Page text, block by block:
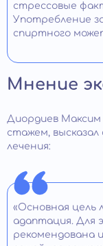
стрессовые
Употребление
спиртного
Мнение
Диордиев Максим
стажем,
лечения:
«Основная цель
адаптация. Для
рекомендована